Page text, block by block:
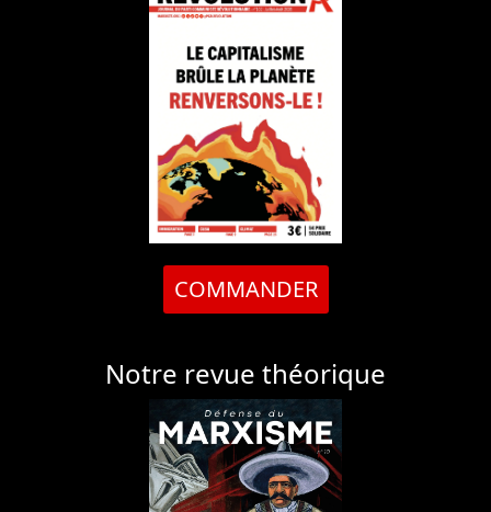
COMMANDER
Notre revue théorique